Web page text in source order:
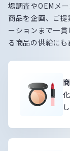
場調査やOEMメ
商品を企画、ご
ーションまで一
る商品の供給にも